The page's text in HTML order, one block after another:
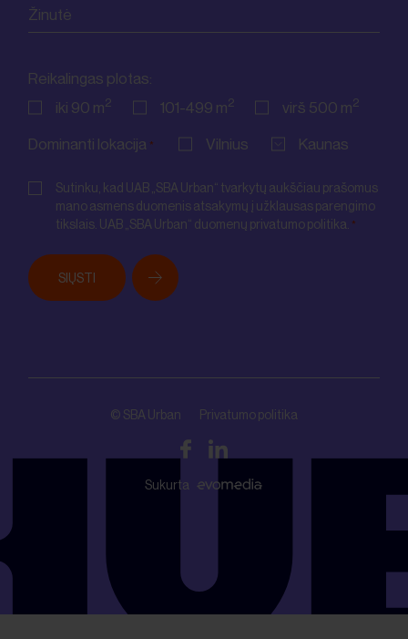
Žinutė
Reikalingas plotas:
iki 90 m2 101-499 m2 virš 500 m2
Dominanti lokacija * Vilnius Kaunas
Consent *
Sutinku, kad UAB „SBA Urban“ tvarkytų aukščiau prašomus
mano asmens duomenis atsakymų į užklausas parengimo
tikslais. UAB „SBA Urban“ duomenų privatumo politika. *
SIŲSTI
© SBA Urban Privatumo politika
Sukurta